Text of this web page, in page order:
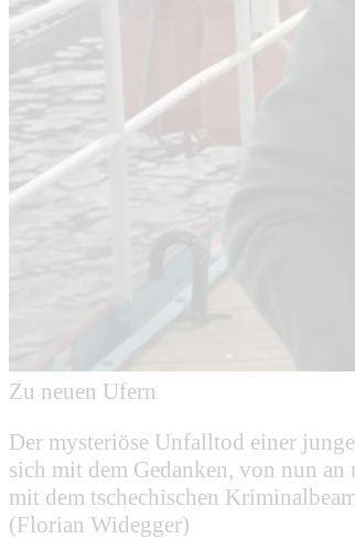
Zu neuen Ufern
Der mysteriöse Unfalltod einer
sich mit dem Gedanken, von nun
mit dem tschechischen
(Florian Widegger)